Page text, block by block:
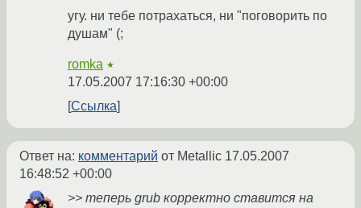
угу. ни тебе потрахаться, ни "поговорить по
душам" (;
romka ★
17.05.2007 17:16:30 +00:00
Ссылка
Ответ на: комментарий от Metallic 17.05.2007
16:48:52 +00:00
>> теперь grub корректно ставится на